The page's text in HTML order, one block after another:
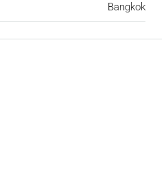
Bangkok